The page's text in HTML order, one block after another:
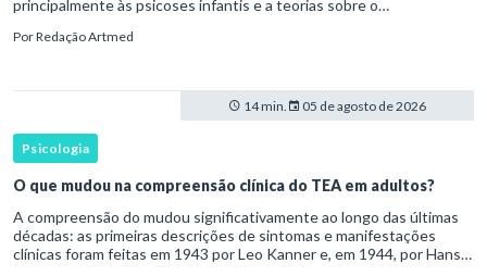
principalmente às psicoses infantis e a teorias sobre o
transtorno do des
PorRedação Artmed
14 min. 05 de agosto de 2026
Psicologia
O que mudou na compreensão clínica do TEA em adultos?
A compreensão do mudou significativamente ao longo das últimas
décadas: as primeiras descrições de sintomas e manifestações
clínicas foram feitas em 1943 por Leo Kanner e, em 1944, por Hans